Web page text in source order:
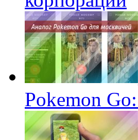
Pokemon